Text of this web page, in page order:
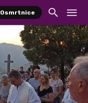
Osmrtnice